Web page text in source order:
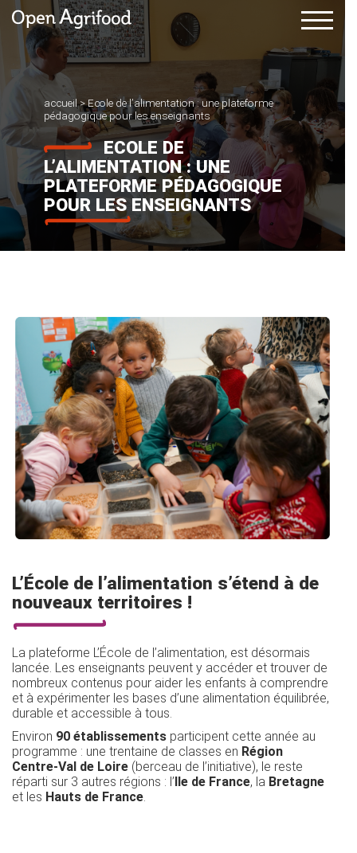
accueil>Ecole de l’alimentation : une plateforme
pédagogique pour les enseignants
ECOLE DE
L’ALIMENTATION : UNE
PLATEFORME PÉDAGOGIQUE
POUR LES ENSEIGNANTS
L’École de l’alimentation s’étend à de
nouveaux territoires !
La plateforme L’École de l’alimentation, est désormais
lancée. Les enseignants peuvent y accéder et trouver de
nombreux contenus pour aider les enfants à comprendre
et à expérimenter les bases d’une alimentation équilibrée,
durable et accessible à tous.
Environ 90 établissements participent cette année au
programme : une trentaine de classes en Région
Centre-Val de Loire (berceau de l’initiative), le reste
réparti sur 3 autres régions : l’ Ile de France, la Bretagne
et les Hauts de France.